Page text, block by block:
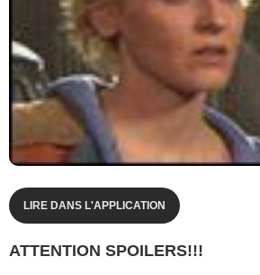
LIRE DANS L'APPLICATION
ATTENTION SPOILERS!!!